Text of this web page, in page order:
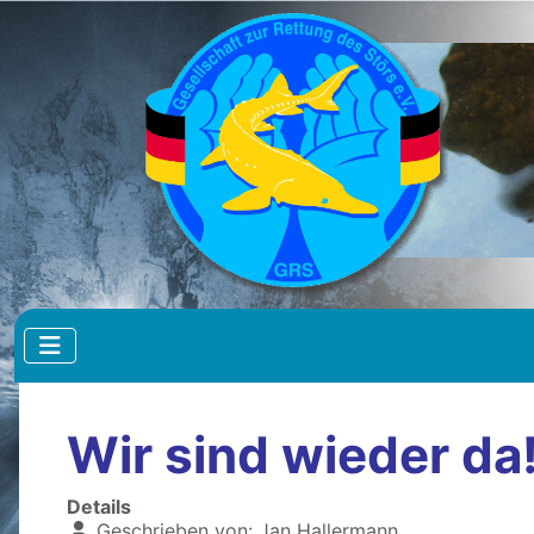
Wir sind wieder
Details